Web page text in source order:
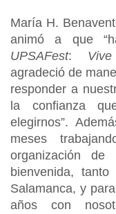
María H.
animó a que
UPSAFest:
agradeció de
responder a
la confianza
elegirnos”.
meses
organización
bienvenida,
Salamanca, y
años con